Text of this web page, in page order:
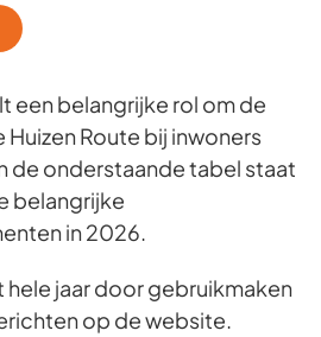
een belangrijke rol om de
Huizen Route bij inwoners
de onderstaande tabel staat
belangrijke
in 2026.
hele jaar door gebruikmaken
op de website.